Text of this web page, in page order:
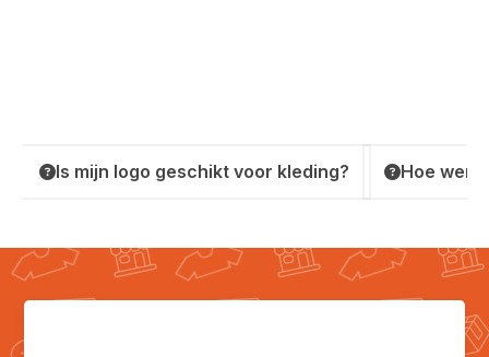
Is mijn logo geschikt voor kleding? Hoe